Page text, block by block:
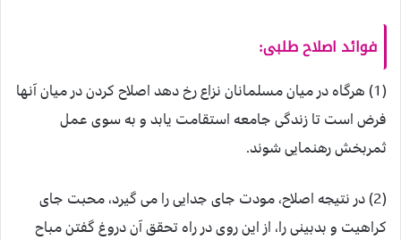
فوائد اصلاح طلبی:
(1) هرگاه در میان مسلمانان نزاع رخ دهد اصلاح کردن در میان آنها
فرض است تا زندگی جامعه استقامت یابد و به سوی عمل
ثمربخش رهنمایی شوند.
(2) در نتیجه اصلاح، مودت جای جدایی را می گیرد، محبت جای
کراهیت و بدبینی را، از این روی در راه تحقق آن دروغ گفتن مباح